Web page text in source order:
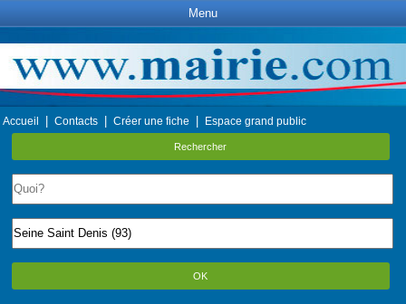
Menu
Accueil Contacts Créer une fiche Espace grand public
Rechercher
OK